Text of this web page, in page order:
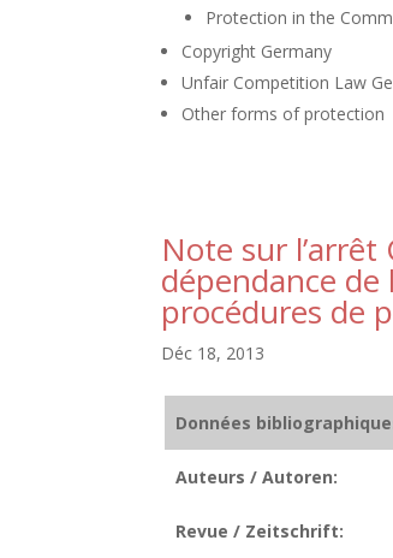
Protection in the
Copyright Germany
Unfair Competition Law
Other forms of protection
Note sur l’arrêt
dépendance
procédures de
Déc 18, 2013
Données
Auteurs / Autoren:
Revue / Zeitschrift: